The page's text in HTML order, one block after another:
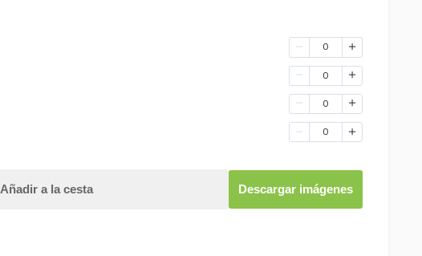
0
0
0
0
Añadir a la cesta Descargar imágenes